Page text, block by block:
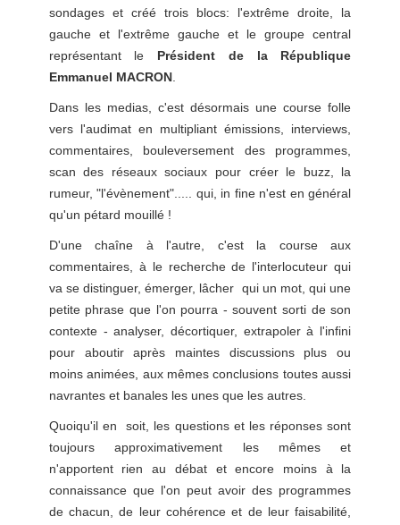
sondages et créé trois blocs: l'extrême droite, la
gauche et l'extrême gauche et le groupe central
représentant le Président de la République
Emmanuel MACRON.
Dans les medias, c'est désormais une course folle
vers l'audimat en multipliant émissions, interviews,
commentaires, bouleversement des programmes,
scan des réseaux sociaux pour créer le buzz, la
rumeur, "l'évènement"..... qui, in fine n'est en général
qu'un pétard mouillé !
D'une chaîne à l'autre, c'est la course aux
commentaires, à le recherche de l'interlocuteur qui
va se distinguer, émerger, lâcher qui un mot, qui une
petite phrase que l'on pourra - souvent sorti de son
contexte - analyser, décortiquer, extrapoler à l'infini
pour aboutir après maintes discussions plus ou
moins animées, aux mêmes conclusions toutes aussi
navrantes et banales les unes que les autres.
Quoiqu'il en soit, les questions et les réponses sont
toujours approximativement les mêmes et
n'apportent rien au débat et encore moins à la
connaissance que l'on peut avoir des programmes
de chacun, de leur cohérence et de leur faisabilité,